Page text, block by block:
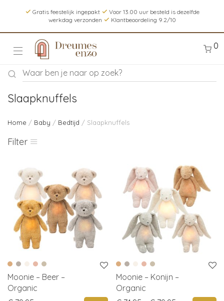
Gratis feestelijk ingepakt
Voor 13.00 uur besteld is dezelfde
werkdag verzonden
Klantbeoordeling 9.2/10
0
Slaapknuffels
Home / Baby / Bedtijd / Slaapknuffels
Filter
Moonie – Beer –
Organic
Moonie – Konijn –
Organic